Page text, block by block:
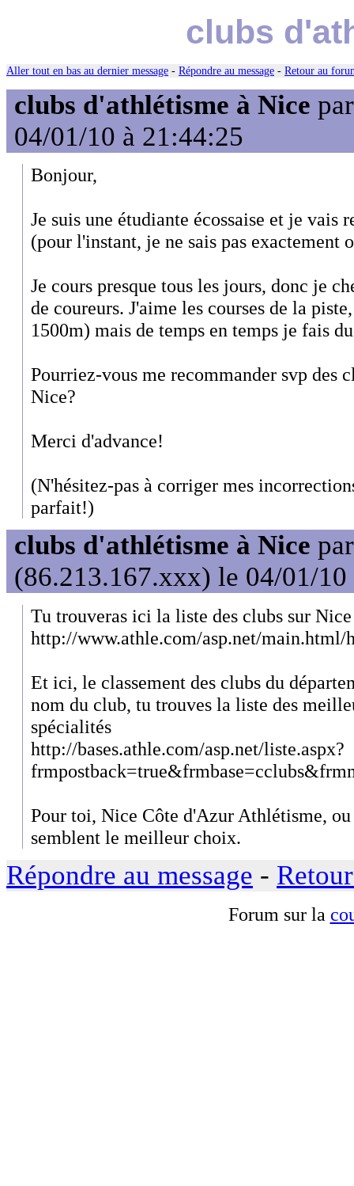
clubs
Aller tout en bas au dernier message - Répondre au message - Retour au
clubs d'athlétisme à Nice
04/01/10 à 21:44:25
Bonjour,
Je suis une étudiante écossaise et je vais
(pour l'instant, je ne sais pas exactement
Je cours presque tous les jours, donc je
de coureurs. J'aime les courses de la
1500m) mais de temps en temps je fais
Pourriez-vous me recommander svp des
Nice?
Merci d'advance!
(N'hésitez-pas à corriger mes
parfait!)
clubs d'athlétisme à Nice
(86.213.167.xxx) le 04/01/10
Tu trouveras ici la liste des clubs sur
http://www.athle.com/asp.net/
Et ici, le classement des clubs du
nom du club, tu trouves la liste des
spécialités
http://bases.athle.com/asp.net/liste.aspx?
Pour toi, Nice Côte d'Azur Athlétisme,
semblent le meilleur choix.
Répondre au message -
Forum sur la